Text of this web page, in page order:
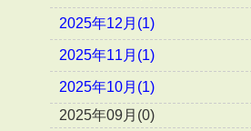
2025年12月(1)
2025年11月(1)
2025年10月(1)
2025年09月(0)